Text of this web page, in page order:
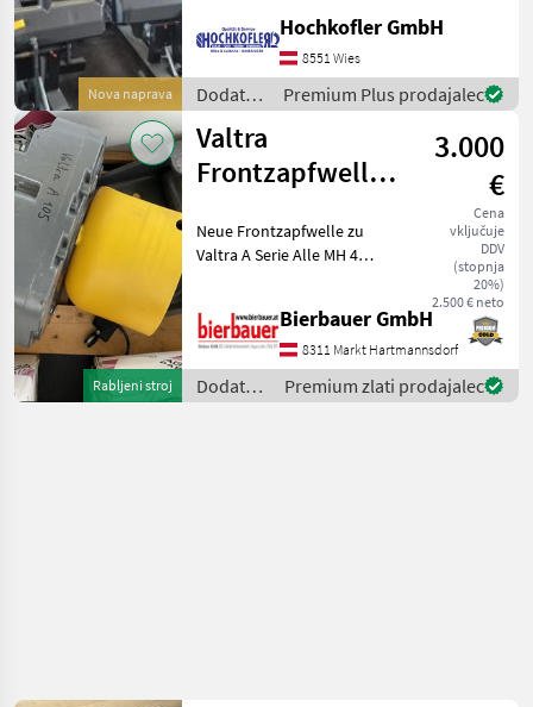
Nova naprava
Ballengreifer Lagernd oder
gerne auf Bestellung
Dodatna oprema za
Hochkofler GmbH
8551 Wies
Dodatna
oprema
za
traktorje
/
Premium Plus prodajalec
Rabljeni stroj
Valtra
Frontzapfwelle
3.000
€
Cena
vključuje
DDV
(stopnja
20%)
2.500 € neto
Neue Frontzapfwelle zu
Valtra A Serie Alle MH 4
dieser Maschine oder
Fragen zum technischen
Zustand und zur
Bierbauer GmbH
8311 Markt Hartmannsdorf
Dodatna
oprema
Premium zlati prodajalec